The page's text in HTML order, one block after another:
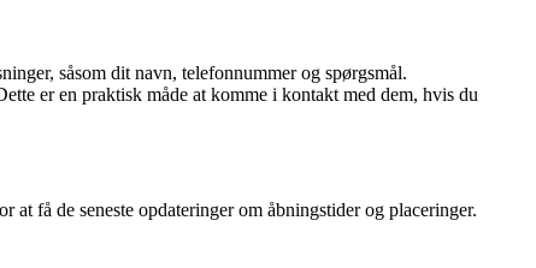
såsom dit navn, telefonnummer og spørgsmål.
er en praktisk måde at komme i kontakt med dem, hvis du
få de seneste opdateringer om åbningstider og placeringer.